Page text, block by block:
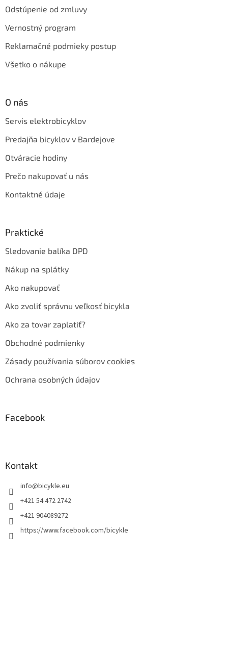
Odstúpenie od zmluvy
Vernostný program
Reklamačné podmieky postup
Všetko o nákupe
O nás
Servis elektrobicyklov
Predajňa bicyklov v Bardejove
Otváracie hodiny
Prečo nakupovať u nás
Kontaktné údaje
Praktické
Sledovanie balíka DPD
Nákup na splátky
Ako nakupovať
Ako zvoliť správnu veľkosť bicykla
Ako za tovar zaplatiť?
Obchodné podmienky
Zásady používania súborov cookies
Ochrana osobných údajov
Facebook
Kontakt
info@bicykle.eu
+421 54 472 2742
+421 904089272
https://www.facebook.com/bicykle